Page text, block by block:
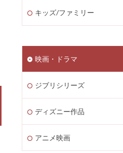
キッズ/ファミリー
映画・ドラマ
ジブリシリーズ
ディズニー作品
アニメ映画